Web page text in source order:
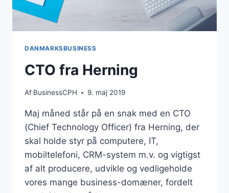
DANMARKSBUSINESS
CTO fra Herning
Af BusinessCPH 9. maj 2019
Maj måned står på en snak med en CTO
(Chief Technology Officer) fra Herning, der
skal holde styr på computere, IT,
mobiltelefoni, CRM-system m.v. og vigtigst
af alt producere, udvikle og vedligeholde
vores mange business-domæner, fordelt